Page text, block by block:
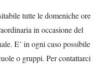
tutte le domeniche ore
in occasione del
E’ in ogni caso possibile
o gruppi. Per contattarci